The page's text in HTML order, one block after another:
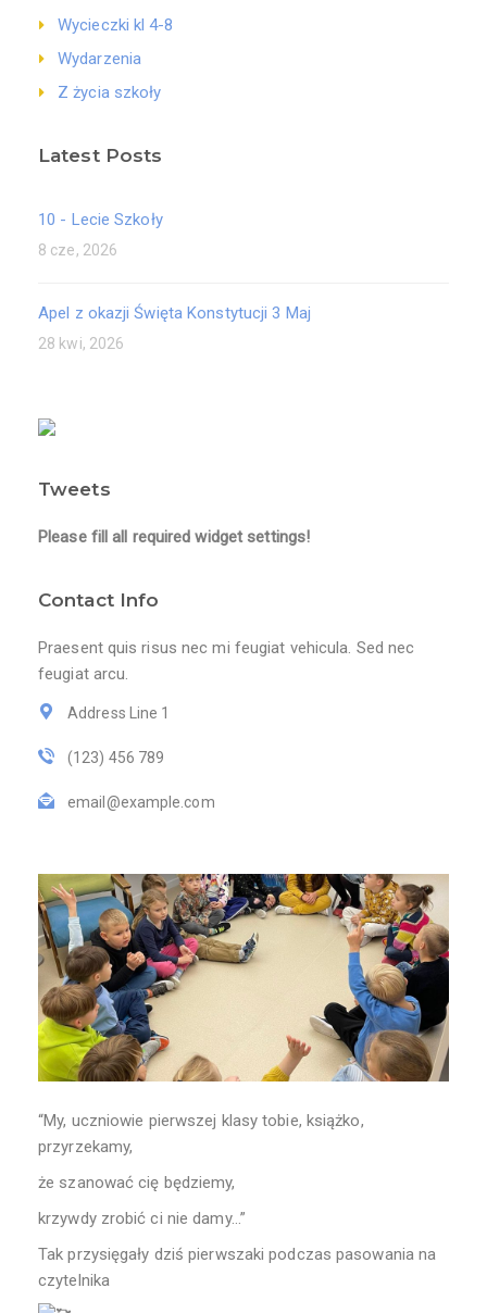
Wycieczki kl 4-8
Wydarzenia
Z życia szkoły
Latest Posts
10 - Lecie Szkoły
8 cze, 2026
Apel z okazji Święta Konstytucji 3 Maj
28 kwi, 2026
Tweets
Please fill all required widget settings!
Contact Info
Praesent quis risus nec mi feugiat vehicula. Sed nec
feugiat arcu.
Address Line 1
(123) 456 789
email@example.com
“My, uczniowie pierwszej klasy tobie, książko,
przyrzekamy,
że szanować cię będziemy,
krzywdy zrobić ci nie damy…”
Tak przysięgały dziś pierwszaki podczas pasowania na
czytelnika